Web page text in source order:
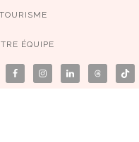
TOURISME
ÉQUIPE